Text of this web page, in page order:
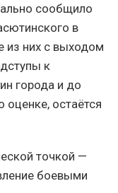
сообщило
в
из них с выходом
к
города и до
оценке, остаётся
точкой —
боевыми